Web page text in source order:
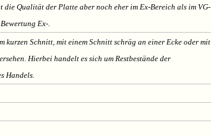
die Qualität der Platte aber noch eher im Ex-Bereich als im VG-
Ex-.
kurzen Schnitt, mit einem Schnitt schräg an einer Ecke oder mit
Hierbei handelt es sich um Restbestände der
Handels.